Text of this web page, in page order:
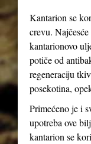
Kantarion se
crevu.
kantarionovo
potiče od
regeneraciju
posekotina,
Primećeno je i
upotreba ove
kantarion se